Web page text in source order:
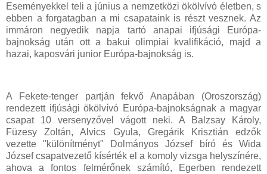
Eseményekkel teli a június a nemzetközi ökölvívó életben, s
ebben a forgatagban a mi csapataink is részt vesznek. Az
immáron negyedik napja tartó anapai ifjúsági Európa-
bajnokság után ott a bakui olimpiai kvalifikáció, majd a
hazai, kaposvári junior Európa-bajnokság is.
A Fekete-tenger partján fekvő Anapában (Oroszország)
rendezett ifjúsági ökölvívó Európa-bajnokságnak a magyar
csapat 10 versenyzővel vágott neki. A Balzsay Károly,
Füzesy Zoltán, Alvics Gyula, Gregárik Krisztián edzők
vezette "különítményt" Dolmányos József bíró és Wida
József csapatvezető kísérték el a komoly vizsga helyszínére,
ahova a fontos felmérőnek számító, Egerben rendezett